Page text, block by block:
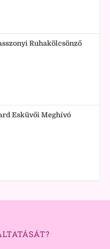
Ruhakölcsönző
Esküvői Meghívó